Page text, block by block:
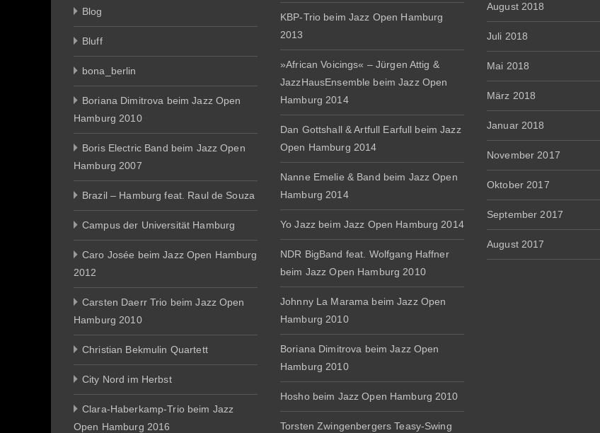
Blog
Bluff
bona_berlin
Boriana Dimitrova beim Jazz Open
Hamburg 2010
Boris Electric Band beim Jazz Open
Hamburg 2007
Brazil – Hamburg feat. Raul de Souza
Campus der Universität Hamburg
Caro Josée beim Jazz Open Hamburg
2012
Carsten Daerr Trio beim Jazz Open
Hamburg 2010
Christian Bekmulin Quartett
City Nord im Herbst
Clara-Haberkamp-Trio beim Jazz
Open Hamburg 2016
KBP-Trio beim Jazz Open Hamburg
2013
»African Voicings« – Jürgen Attig &
JazzHausEnsemble beim Jazz Open
Hamburg 2014
Dan Gottshall & Artfull Earfull beim Jazz
Open Hamburg 2014
Nanne Emelie & Band beim Jazz Open
Hamburg 2014
Yo Jazz beim Jazz Open Hamburg 2014
NDR BigBand feat. Wolfgang Haffner
beim Jazz Open Hamburg 2010
Johnny La Marama beim Jazz Open
Hamburg 2010
Boriana Dimitrova beim Jazz Open
Hamburg 2010
Hosho beim Jazz Open Hamburg 2010
Torsten Zwingenbergers Teasy-Swing
August 2018
Juli 2018
Mai 2018
März 2018
Januar 2018
November 2017
Oktober 2017
September 2017
August 2017